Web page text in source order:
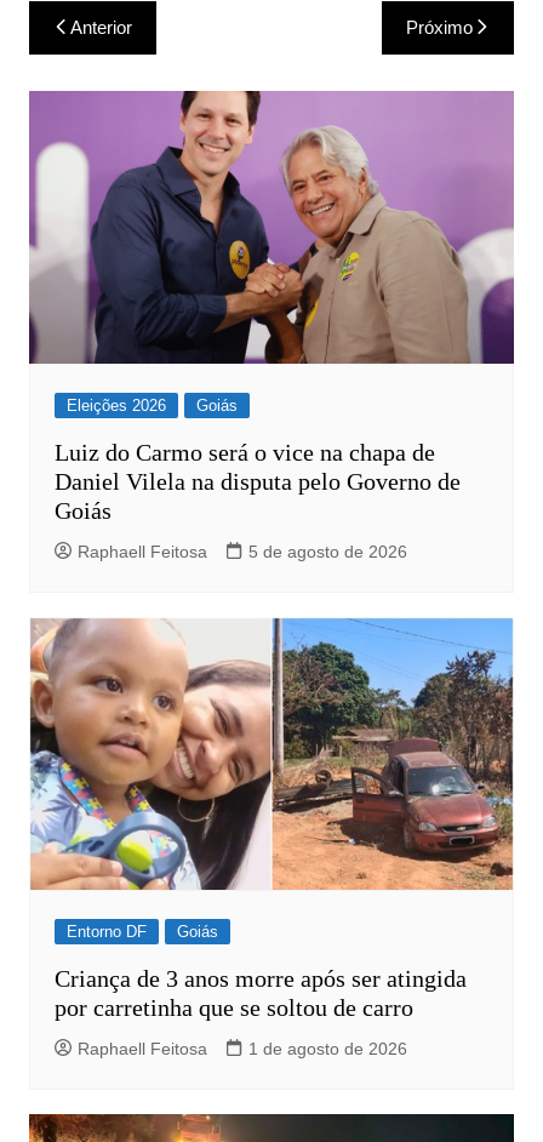
Navegação
de
Post
Anterior Próximo
Eleições 2026 Goiás
Luiz do Carmo será o vice na chapa de
Daniel Vilela na disputa pelo Governo de
Goiás
Raphaell Feitosa 5 de agosto de 2026
Entorno DF Goiás
Criança de 3 anos morre após ser atingida
por carretinha que se soltou de carro
Raphaell Feitosa 1 de agosto de 2026